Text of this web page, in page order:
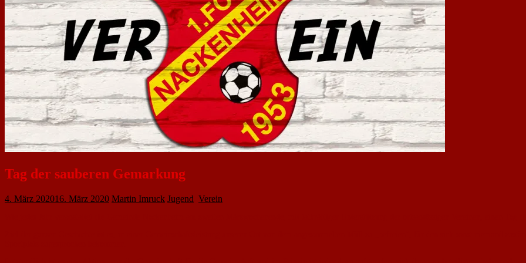
Tag der sauberen Gemarkung
4. März 202016. März 2020 Martin Imruck Jugend Verein